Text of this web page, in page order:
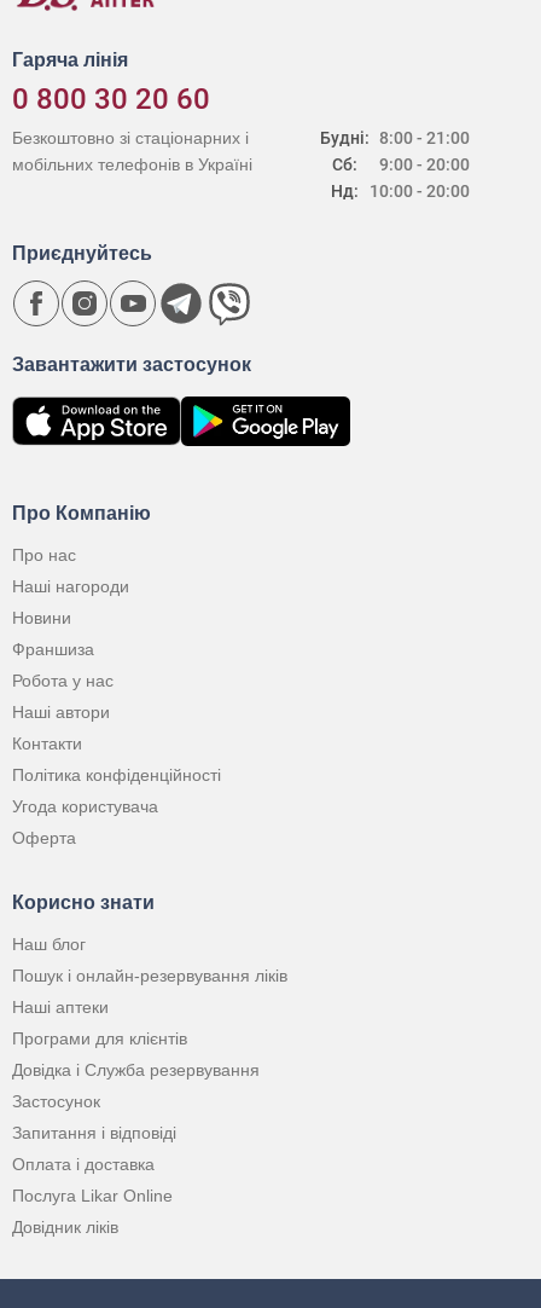
Гаряча лінія
0 800 30 20 60
Будні:
Сб:
Нд:
8:00 - 21:00
9:00 - 20:00
10:00 - 20:00
Безкоштовно зі стаціонарних і
мобільних телефонів в Україні
Про Компанію
Про нас
Наші нагороди
Новини
Франшиза
Робота у нас
Наші автори
Контакти
Політика конфіденційності
Угода користувача
Оферта
Корисно знати
Наш блог
Пошук і онлайн-резервування ліків
Наші аптеки
Програми для клієнтів
Довідка і Служба резервування
Застосунок
Запитання і відповіді
Оплата і доставка
Послуга Likar Online
Довідник ліків
Завантажити застосунок
Приєднуйтесь